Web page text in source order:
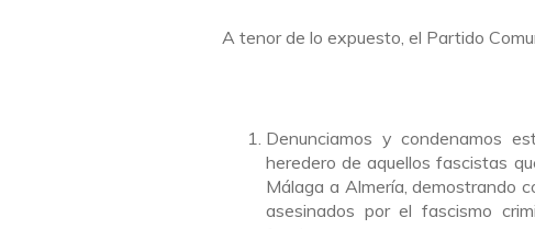
A tenor de lo expuesto, el Partido
Denunciamos y condenamos
heredero de aquellos fascistas
Málaga a Almería, demostrando
asesinados por el fascismo